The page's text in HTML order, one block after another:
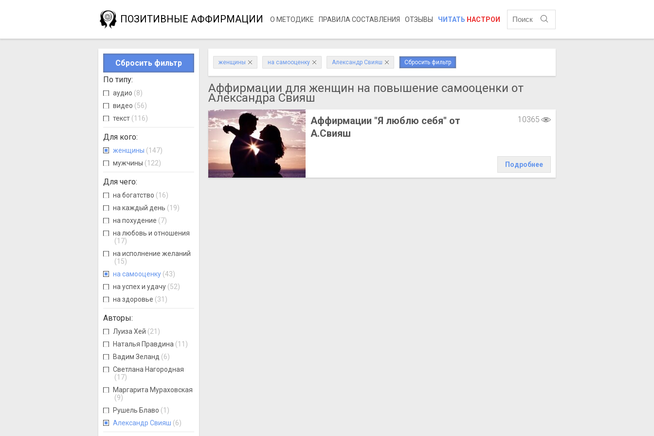
ПОЗИТИВНЫЕ АФФИРМАЦИИ О МЕТОДИКЕ ПРАВИЛА СОСТАВЛЕНИЯ ОТЗЫВЫ ЧИТАТЬ НАСТРОИ
Сбросить фильтр
По типу:
аудио (8)
видео (56)
текст (116)
Для кого:
женщины (147)
мужчины (122)
Для чего:
на богатство (16)
на каждый день (19)
на похудение (7)
на любовь и отношения
(17)
на исполнение желаний
(15)
на самооценку (43)
на успех и удачу (52)
на здоровье (31)
Авторы:
Луиза Хей (21)
Наталья Правдина (11)
Вадим Зеланд (6)
Светлана Нагородная
(17)
Маргарита Мураховская
(9)
Рушель Блаво (1)
Александр Свияш (6)
женщины на самооценку Александр Свияш Сбросить фильтр
Аффирмации для женщин на повышение самооценки от
Александра Свияш
Аффирмации "Я люблю себя" от
А.Свияш
10365
Подробнее